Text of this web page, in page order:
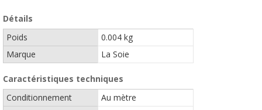
Détails
Poids
0.004 kg
Marque
La Soie
Caractéristiques techniques
Conditionnement
Au mètre